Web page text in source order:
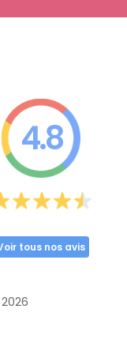
4.8
tous nos avis
2026